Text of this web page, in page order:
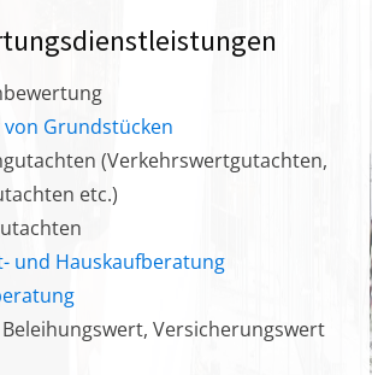
Grundstücken
(Verkehrswertgutachten,
etc.)
und Hauskaufberatung
Versicherungswert